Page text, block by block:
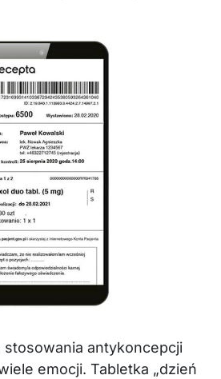
antykoncepcji
emocji. Tabletka „dzień